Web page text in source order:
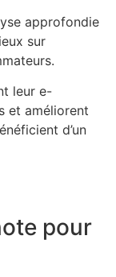
approfondie
sur
leur e-
et améliorent
d’un
pour